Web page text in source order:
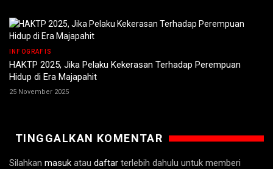
INFOGRAFIS
HAKTP 2025, Jika Pelaku Kekerasan Terhadap Perempuan
Hidup di Era Majapahit
25 November 2025
TINGGALKAN KOMENTAR
Silahkan masuk atau daftar terlebih dahulu untuk memberi